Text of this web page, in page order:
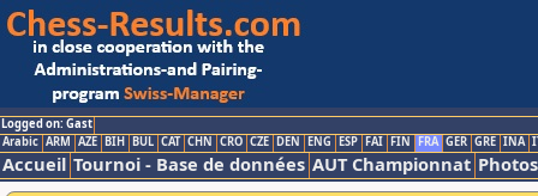
Logged on: Gast
Arabic ARM AZE BIH BUL CAT CHN CRO CZE DEN ENG ESP FAI FIN FRA GER GRE INA
Accueil Tournoi - Base de données AUT Championnat Photos